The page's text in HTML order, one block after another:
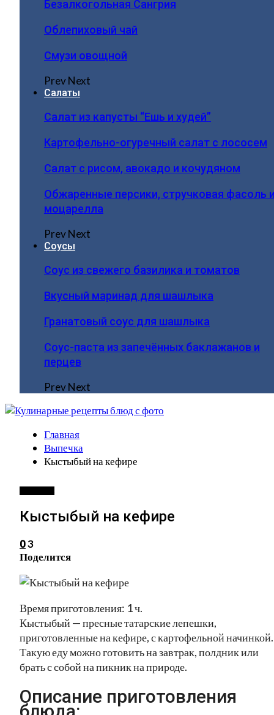
Безалкогольная Сангрия
Облепиховый чай
Смузи овощной
PrevNext
Салаты
Салат из капусты “Ешь и худей”
Картофельно-огуречный салат с лососем
Салат с рисом, авокадо и кочудяном
Обжаренные персики, стручковая фасоль
моцарелла
PrevNext
Соусы
Соус из свежего базилика и томатов
Вкусный маринад для шашлыка
Гранатовый соус для шашлыка
Соус-паста из запечённых баклажанов и
перцев
PrevNext
Главная
Выпечка
Кыстыбый на кефире
Кыстыбый на кефире
03
Поделится
Время приготовления: 1 ч.
Кыстыбый — пресные татарские лепешки,
приготовленные на кефире, с картофельной начинкой.
Такую еду можно готовить на завтрак, полдник или
брать с собой на пикник на природе.
Описание приготовления